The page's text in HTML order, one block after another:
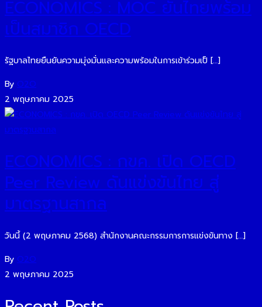
ECONOMICS : MOC ยันไทยพร้อม
เป็นสมาชิก OECD
รัฐบาลไทยยืนยันความมุ่งมั่นและความพร้อมในการเข้าร่วมเป็ […]
By O2O
2 พฤษภาคม 2025
ECONOMICS : กขค. เปิด OECD
Peer Review ดันแข่งขันไทย สู่
มาตรฐานสากล
วันนี้ (2 พฤษภาคม 2568) สำนักงานคณะกรรมการการแข่งขันทาง […]
By O2O
2 พฤษภาคม 2025